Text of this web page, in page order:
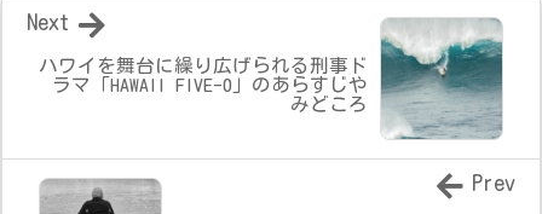
ハワイを舞台に繰り広げられる刑事ド
ラマ「HAWAII FIVE-0」のあらすじや
みどころ
Next
Prev